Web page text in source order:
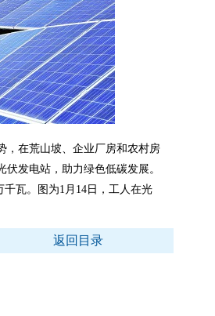
在荒山坡、企业厂房和农村房
发电站，助力绿色低碳发展。
瓦。图为1月14日，工人在光
返回目录